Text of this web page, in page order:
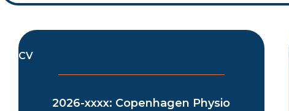
CV
2026-xxxx: Copenhagen Physio